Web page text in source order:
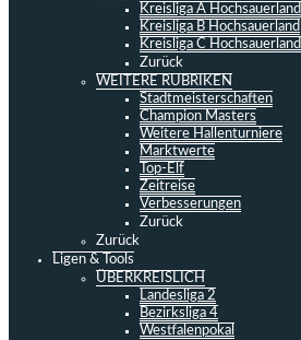
Kreisliga A Hochsauerland
Kreisliga B Hochsauerland
Kreisliga C Hochsauerland
Zurück
WEITERE RUBRIKEN
Stadtmeisterschaften
Champion Masters
Weitere Hallenturniere
Marktwerte
Top-Elf
Zeitreise
Verbesserungen
Zurück
Zurück
Ligen & Tools
ÜBERKREISLICH
Landesliga 2
Bezirksliga 4
Westfalenpokal